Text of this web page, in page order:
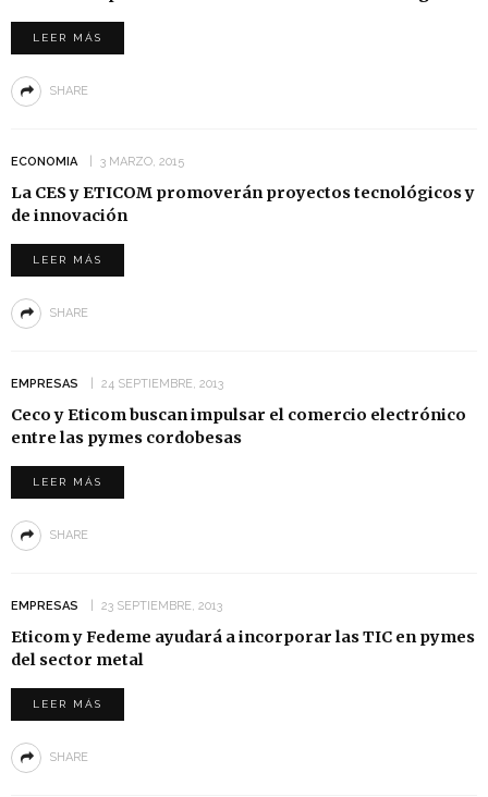
LEER MÁS
SHARE
ECONOMIA 3 MARZO, 2015
La CES y ETICOM promoverán proyectos tecnológicos y
de innovación
LEER MÁS
SHARE
EMPRESAS 24 SEPTIEMBRE, 2013
Ceco y Eticom buscan impulsar el comercio electrónico
entre las pymes cordobesas
LEER MÁS
SHARE
EMPRESAS 23 SEPTIEMBRE, 2013
Eticom y Fedeme ayudará a incorporar las TIC en pymes
del sector metal
LEER MÁS
SHARE